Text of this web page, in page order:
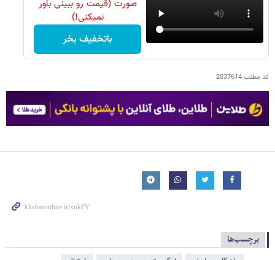
صورت (قیمت رو ببینی باور
نمیکنی!)
باتخفیف بخر
کد مطلب2037614
برچسب‌ها